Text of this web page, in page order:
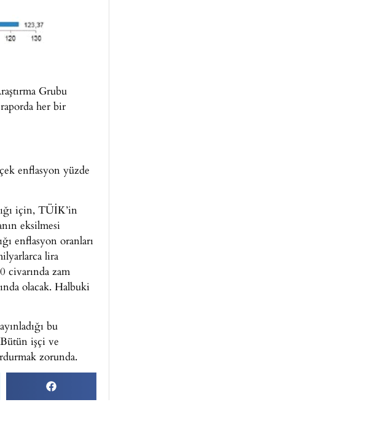
Grubu
her bir
enflasyon yüzde
için, TÜİK’in
eksilmesi
enflasyon oranları
lira
civarında zam
olacak. Halbuki
bu
işçi ve
zorunda.